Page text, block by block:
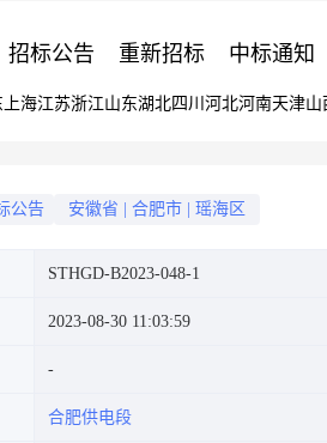
招标公告 重新招标 中标通知
上海江苏浙江山东湖北四川 河北河南天津山
公告 安徽省 合肥市 瑶海区
STHGD-B2023-048-1
2023-08-30 11:03:59
合肥供电段